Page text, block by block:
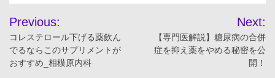
投
稿
ナ
Previous:
コレステロール下げる薬飲ん
でるならこのサプリメントが
おすすめ_相模原内科
Next:
【専門医解説】糖尿病の合併
症を抑え薬をやめる秘密を公
開！